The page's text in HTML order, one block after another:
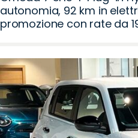
autonomia, 92 km in
promozione con rate da